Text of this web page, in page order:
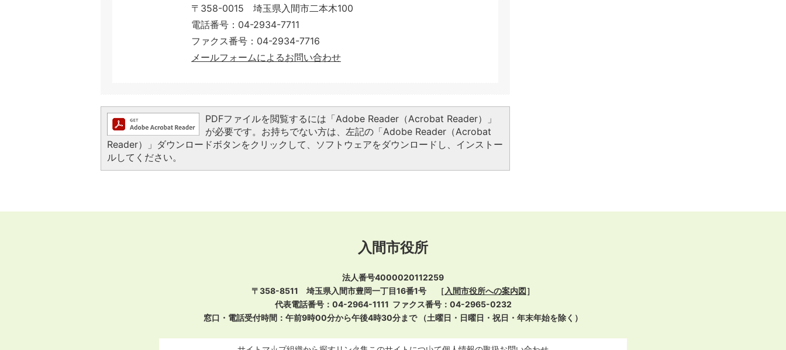
〒358-0015 埼玉県入間市二本木100
電話番号：04-2934-7711
ファクス番号：04-2934-7716
メールフォームによるお問い合わせ
PDFファイルを閲覧するには「Adobe Reader（Acrobat Reader）」
が必要です。お持ちでない方は、左記の「Adobe Reader（Acrobat
Reader）」ダウンロードボタンをクリックして、ソフトウェアをダウンロードし、インストー
ルしてください。
入間市役所
法人番号4000020112259
〒358-8511 埼玉県入間市豊岡一丁目16番1号
［ 入間市役所への案内図］
代表電話番号：04-2964-1111 ファクス番号：04-2965-0232
窓口・電話受付時間：午前9時00分から午後4時30分まで
（土曜日・日曜日・祝日・年末年始を除く）